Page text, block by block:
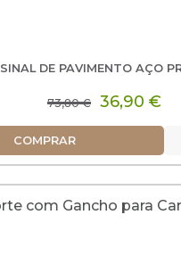
SINAL DE PAVIMENTO AÇO
73,80 € 36,90 €
COMPRAR